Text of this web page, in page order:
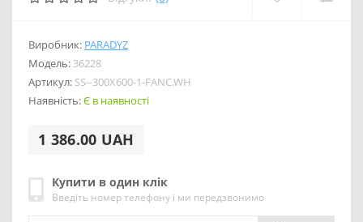
Виробник: PARADYZ
Модель: 36228
Артикул: SS--300X600-1-FANC.WH
Наявність:Є в наявності
1 386.00 UAH
Купити в один клік
Введіть номер телефону і ми передзвонимо